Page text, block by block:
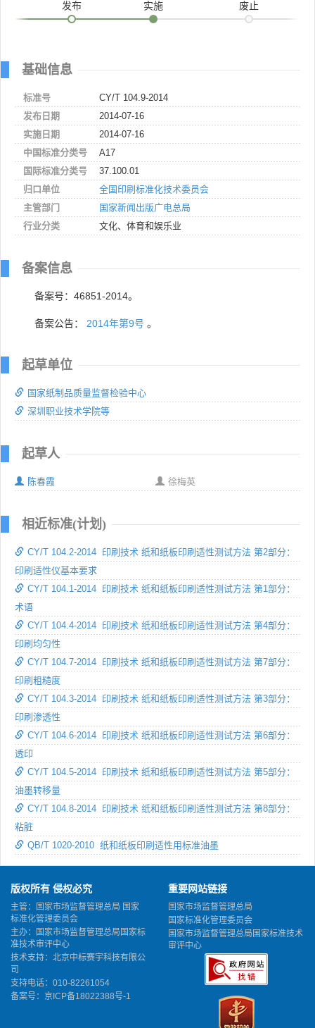
发布 实施 废止
基础信息
标准号
CY/T 104.9-2014
发布日期
2014-07-16
实施日期
2014-07-16
中国标准分类号
A17
国际标准分类号
37.100.01
归口单位
全国印刷标准化技术委员会
主管部门
国家新闻出版广电总局
行业分类
文化、体育和娱乐业
备案信息
备案号：46851-2014。
备案公告： 2014年第9号 。
起草单位
国家纸制品质量监督检验中心
深圳职业技术学院等
起草人
陈春霞 徐梅英
相近标准(计划)
CY/T 104.2-2014 印刷技术 纸和纸板印刷适性测试方法 第2部分：
印刷适性仪基本要求
CY/T 104.1-2014 印刷技术 纸和纸板印刷适性测试方法 第1部分：
术语
CY/T 104.4-2014 印刷技术 纸和纸板印刷适性测试方法 第4部分：
印刷均匀性
CY/T 104.7-2014 印刷技术 纸和纸板印刷适性测试方法 第7部分：
印刷粗糙度
CY/T 104.3-2014 印刷技术 纸和纸板印刷适性测试方法 第3部分：
印刷渗透性
CY/T 104.6-2014 印刷技术 纸和纸板印刷适性测试方法 第6部分：
透印
CY/T 104.5-2014 印刷技术 纸和纸板印刷适性测试方法 第5部分：
油墨转移量
CY/T 104.8-2014 印刷技术 纸和纸板印刷适性测试方法 第8部分：
粘脏
QB/T 1020-2010 纸和纸板印刷适性用标准油墨
版权所有 侵权必究
主管：国家市场监督管理总局 国家
标准化管理委员会
主办：国家市场监督管理总局国家标
准技术审评中心
技术支持：北京中标赛宇科技有限公
司
支持电话：010-82261054
备案号： 京ICP备18022388号-1
重要网站链接
国家市场监督管理总局
国家标准化管理委员会
国家市场监督管理总局国家标准技术
审评中心